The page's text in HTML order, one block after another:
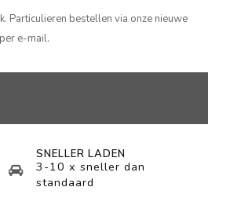
Particulieren bestellen via onze nieuwe
e-mail.
SNELLER LADEN
3-10 x sneller dan
standaard